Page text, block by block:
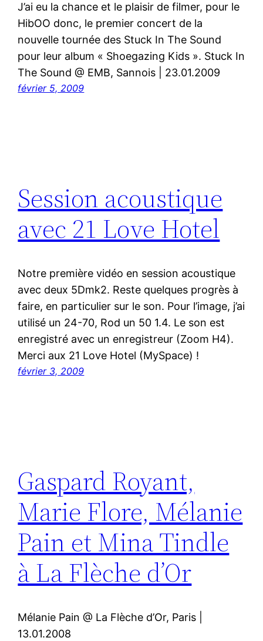
J’ai eu la chance et le plaisir de filmer, pour le
HibOO donc, le premier concert de la
nouvelle tournée des Stuck In The Sound
pour leur album « Shoegazing Kids ». Stuck In
The Sound @ EMB, Sannois | 23.01.2009
février 5, 2009
Session acoustique
avec 21 Love Hotel
Notre première vidéo en session acoustique
avec deux 5Dmk2. Reste quelques progrès à
faire, en particulier sur le son. Pour l’image, j’ai
utilisé un 24-70, Rod un 50 1.4. Le son est
enregistré avec un enregistreur (Zoom H4).
Merci aux 21 Love Hotel (MySpace) !
février 3, 2009
Gaspard Royant,
Marie Flore, Mélanie
Pain et Mina Tindle
à La Flèche d’Or
Mélanie Pain @ La Flèche d’Or, Paris |
13.01.2008